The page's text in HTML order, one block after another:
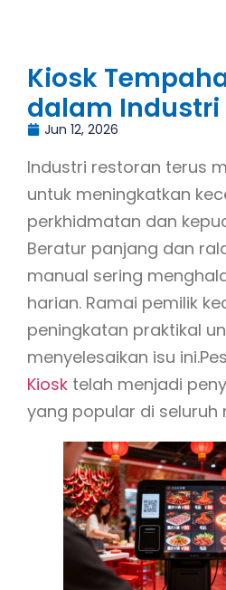
Kiosk
dalam Industri
Jun 12, 2026
Industri restoran terus
untuk meningkatkan
perkhidmatan dan
Beratur panjang dan
manual sering
harian. Ramai pemilik
peningkatan praktikal
menyelesaikan isu
Kiosk telah menjadi
yang popular di seluruh